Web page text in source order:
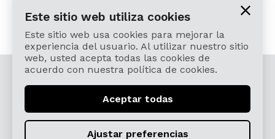
© 2026 Cardamomo Flamenco Madrid - Todos los
derechos reservados.
Aviso Legal y Política de Privacidad
Términos, Condiciones, Protección de Datos,
Este sitio web utiliza cookies
Este sitio web usa cookies para mejorar la
experiencia del usuario. Al utilizar nuestro sitio
web, usted acepta todas las cookies de
acuerdo con nuestra política de cookies.
Aceptar todas
Ajustar preferencias